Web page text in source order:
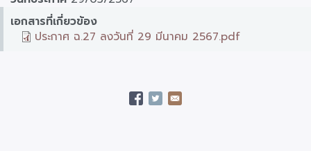
เอกสารที่เกี่ยวข้อง
ประกาศ ฉ.27 ลงวันที่ 29 มีนาคม 2567.pdf